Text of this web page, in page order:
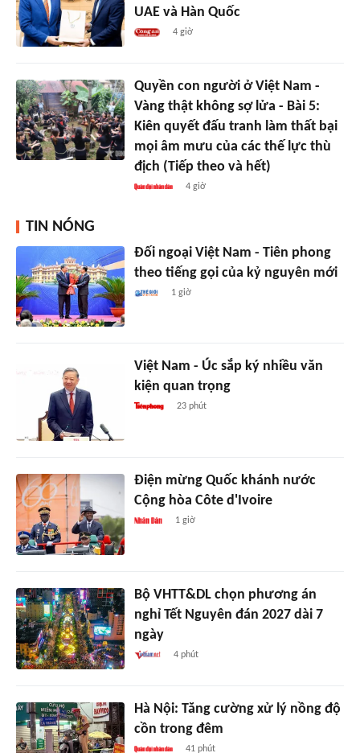
UAE và Hàn Quốc
4 giờ
Quyền con người ở Việt Nam -
Vàng thật không sợ lửa - Bài 5:
Kiên quyết đấu tranh làm thất bại
mọi âm mưu của các thế lực thù
địch (Tiếp theo và hết)
4 giờ
TIN NÓNG
Đối ngoại Việt Nam - Tiên phong
theo tiếng gọi của kỷ nguyên mới
1 giờ
Việt Nam - Úc sắp ký nhiều văn
kiện quan trọng
23 phút
Điện mừng Quốc khánh nước
Cộng hòa Côte d'Ivoire
1 giờ
Bộ VHTT&DL chọn phương án
nghỉ Tết Nguyên đán 2027 dài 7
ngày
4 phút
Hà Nội: Tăng cường xử lý nồng độ
cồn trong đêm
41 phút